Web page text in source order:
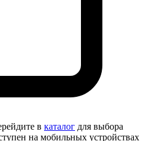
в каталог для выбора
на мобильных устройствах